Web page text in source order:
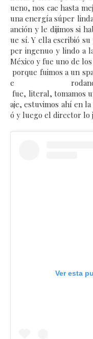
ueno, nos cae hasta
una energía súper
anción y le dijimos si
ue sí. Y ella escribió
per ingenuo y lindo a
México y fue uno de
porque fuimos a un
e
fue, literal, tomamos
aje, estuvimos ahí en
ó y luego el director lo
Ver esta